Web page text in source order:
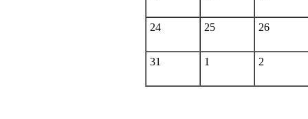
24 25 26
31 1 2